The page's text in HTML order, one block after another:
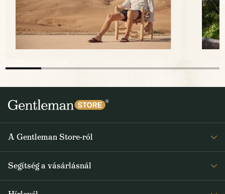
A Gentleman Store-ról
Rólunk
Journal
Segítség a vásárlásnál